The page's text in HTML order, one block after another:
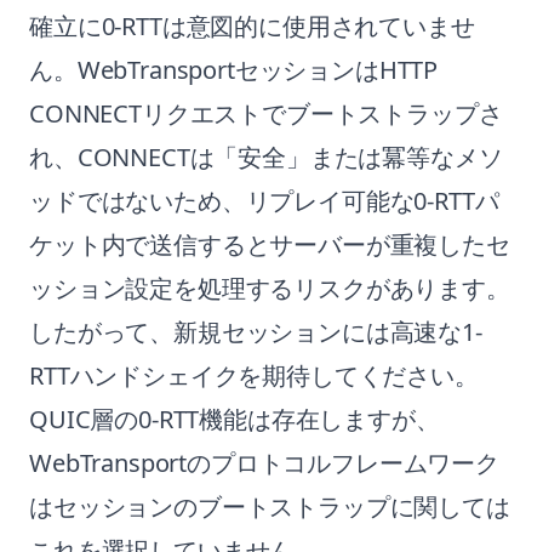
確立に0-RTTは意図的に使用されていませ
ん。WebTransportセッションはHTTP
CONNECTリクエストでブートストラップさ
れ、CONNECTは「安全」または冪等なメソ
ッドではないため、リプレイ可能な0-RTTパ
ケット内で送信するとサーバーが重複したセ
ッション設定を処理するリスクがあります。
したがって、新規セッションには高速な1-
RTTハンドシェイクを期待してください。
QUIC層の0-RTT機能は存在しますが、
WebTransportのプロトコルフレームワーク
はセッションのブートストラップに関しては